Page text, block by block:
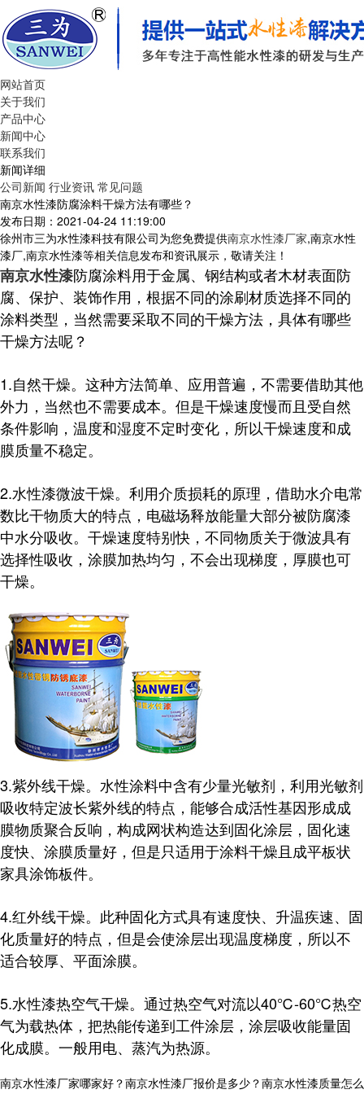
网站首页
关于我们
产品中心
新闻中心
联系我们
新闻详细
公司新闻 行业资讯 常见问题
南京水性漆防腐涂料干燥方法有哪些？
发布日期：2021-04-24 11:19:00
徐州市三为水性漆科技有限公司为您免费提供南京水性漆厂家,南京水性
漆厂,南京水性漆等相关信息发布和资讯展示，敬请关注！
南京水性漆防腐涂料用于金属、钢结构或者木材表面防
腐、保护、装饰作用，根据不同的涂刷材质选择不同的
涂料类型，当然需要采取不同的干燥方法，具体有哪些
干燥方法呢？
1.自然干燥。这种方法简单、应用普遍，不需要借助其他
外力，当然也不需要成本。但是干燥速度慢而且受自然
条件影响，温度和湿度不定时变化，所以干燥速度和成
膜质量不稳定。
2.水性漆微波干燥。利用介质损耗的原理，借助水介电常
数比干物质大的特点，电磁场释放能量大部分被防腐漆
中水分吸收。干燥速度特别快，不同物质关于微波具有
选择性吸收，涂膜加热均匀，不会出现梯度，厚膜也可
干燥。
3.紫外线干燥。水性涂料中含有少量光敏剂，利用光敏剂
吸收特定波长紫外线的特点，能够合成活性基因形成成
膜物质聚合反响，构成网状构造达到固化涂层，固化速
度快、涂膜质量好，但是只适用于涂料干燥且成平板状
家具涂饰板件。
4.红外线干燥。此种固化方式具有速度快、升温疾速、固
化质量好的特点，但是会使涂层出现温度梯度，所以不
适合较厚、平面涂膜。
5.水性漆热空气干燥。通过热空气对流以40℃-60℃热空
气为载热体，把热能传递到工件涂层，涂层吸收能量固
化成膜。一般用电、蒸汽为热源。
南京水性漆厂家哪家好？南京水性漆厂报价是多少？南京水性漆质量怎么